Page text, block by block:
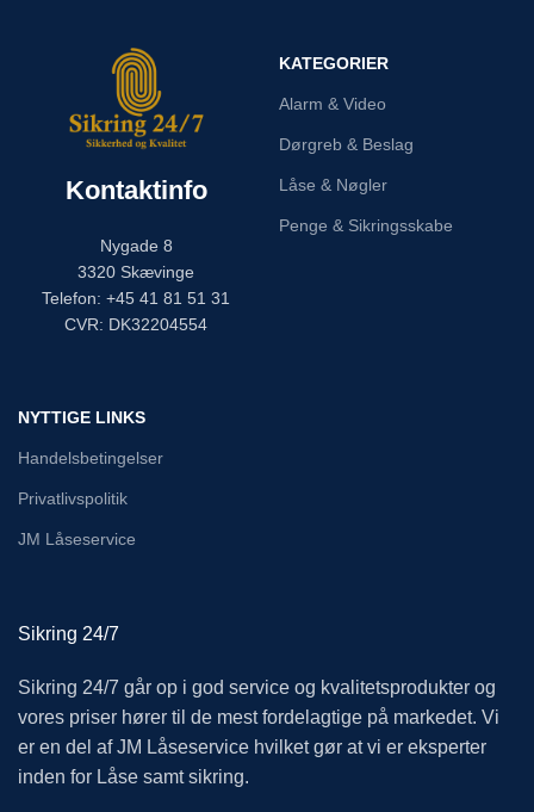
Kontaktinfo
Nygade 8
3320 Skævinge
Telefon: +45 41 81 51 31
CVR: DK32204554
KATEGORIER
Alarm & Video
Dørgreb & Beslag
Låse & Nøgler
Penge & Sikringsskabe
NYTTIGE LINKS
Handelsbetingelser
Privatlivspolitik
JM Låseservice
Sikring 24/7
Sikring 24/7 går op i god service og kvalitetsprodukter og
vores priser hører til de mest fordelagtige på markedet. Vi
er en del af JM Låseservice hvilket gør at vi er eksperter
inden for Låse samt sikring.